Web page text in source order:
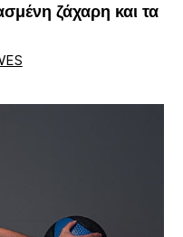
ζάχαρη και τα